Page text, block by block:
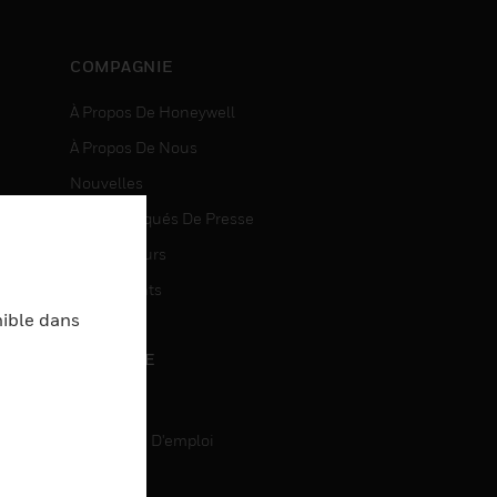
COMPAGNIE
À Propos De Honeywell
À Propos De Nous
Nouvelles
Communiqués De Presse
Investisseurs
Événements
CARRIÈRE
Recherche D'emploi
dans